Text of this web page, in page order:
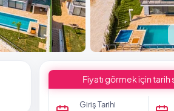
Fiyatı görmek için tarih
Giriş Tarihi